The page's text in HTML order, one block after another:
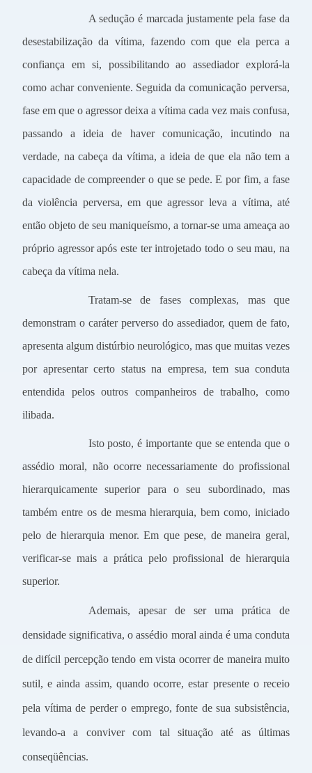
A sedução é marcada justamente pela fase da
desestabilização da vítima, fazendo com que ela perca a
confiança em si, possibilitando ao assediador explorá-la
como achar conveniente. Seguida da comunicação perversa,
fase em que o agressor deixa a vítima cada vez mais confusa,
passando a ideia de haver comunicação, incutindo na
verdade, na cabeça da vítima, a ideia de que ela não tem a
capacidade de compreender o que se pede. E por fim, a fase
da violência perversa, em que agressor leva a vítima, até
então objeto de seu maniqueísmo, a tornar-se uma ameaça ao
próprio agressor após este ter introjetado todo o seu mau, na
cabeça da vítima nela.
Tratam-se de fases complexas, mas que
demonstram o caráter perverso do assediador, quem de fato,
apresenta algum distúrbio neurológico, mas que muitas vezes
por apresentar certo status na empresa, tem sua conduta
entendida pelos outros companheiros de trabalho, como
ilibada.
Isto posto, é importante que se entenda que o
assédio moral, não ocorre necessariamente do profissional
hierarquicamente superior para o seu subordinado, mas
também entre os de mesma hierarquia, bem como, iniciado
pelo de hierarquia menor. Em que pese, de maneira geral,
verificar-se mais a prática pelo profissional de hierarquia
superior.
Ademais, apesar de ser uma prática de
densidade significativa, o assédio moral ainda é uma conduta
de difícil percepção tendo em vista ocorrer de maneira muito
sutil, e ainda assim, quando ocorre, estar presente o receio
pela vítima de perder o emprego, fonte de sua subsistência,
levando-a a conviver com tal situação até as últimas
conseqüências.